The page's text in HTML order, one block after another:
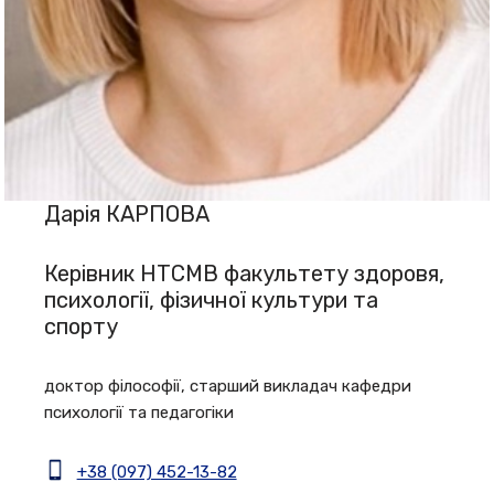
Дарія КАРПОВА
Керівник НТСМВ факультету здоровя,
психології, фізичної культури та
спорту
доктор філософії, старший викладач кафедри
психології та педагогіки
+38 (097) 452-13-82